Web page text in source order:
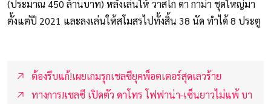
(ประมาณ 450 ล้านบาท) หลังเล่นให้ วาสโก ดา กาม่า ชุดใหญ่มา
ตั้งแต่ปี 2021 และลงเล่นให้สโมสรไปทั้งสิ้น 38 นัด ทำได้ 8 ประตู
ต้องรีบแก้!เผยเกมรุกเชลซียุคพ็อตเตอร์สุดเลวร้าย
ทางการ!เชลซี เปิดตัว ดาโทร โฟฟาน่า-เซ็นยาวไม่แพ้ บา